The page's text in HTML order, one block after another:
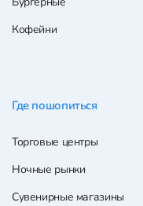
Кофейни
Где пошопиться
Торговые центры
Ночные рынки
Сувенирные магазины